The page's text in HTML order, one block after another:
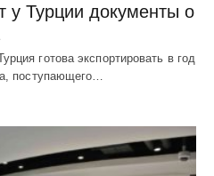
у Турции документы о
готова экспортировать в год
поступающего…